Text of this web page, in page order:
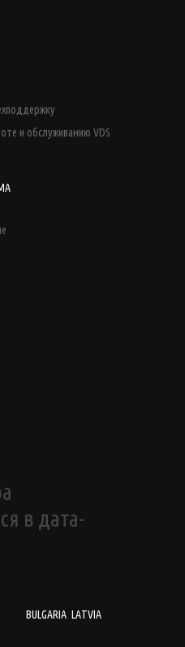
и обслуживанию VDS
в дата-
BULGARIA LATVIA